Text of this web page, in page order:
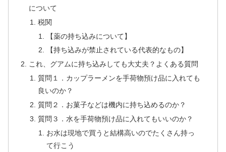
について
税関
【薬の持ち込みについて】
【持ち込みが禁止されている代表的なもの】
これ、グアムに持ち込みしても大丈夫？よくある質問
質問１．カップラーメンを手荷物預け品に入れても
良いのか？
質問２．お菓子などは機内に持ち込めるのか？
質問３．水を手荷物預け品に入れてもいいのか？
お水は現地で買うと結構高いのでたくさん持っ
て行こう